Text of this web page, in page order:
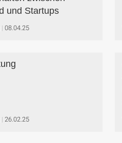
und Startups
08.04.25
26.02.25